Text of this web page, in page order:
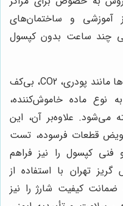
آموزشی و ساختمان‌های
چند ساعت بدون کپسول
در این خدمت، انواع مختلف کپسول‌ها مانند پودری، CO2، بی‌کف
ماده خاموش‌کننده،
می‌شود. علاوه‌بر آن، این
قطعات فرسوده، تست
کپسول را نیز فراهم
تهران با استفاده از
کیفیت شارژ را نیز